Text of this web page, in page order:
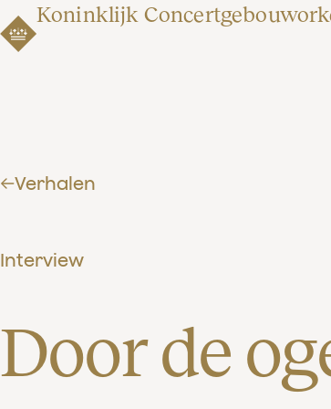
Koninklijk
Verhalen
Interview
Door de